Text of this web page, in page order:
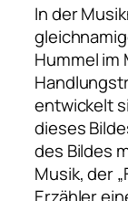
In der
Hummel
entwickelt
dieses
des Bildes
Musik, der